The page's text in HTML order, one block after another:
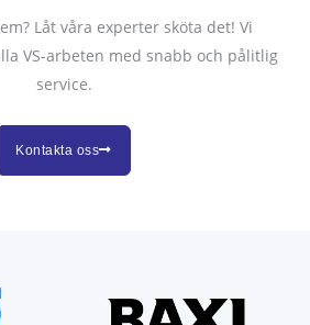
Låt våra experter sköta det! Vi
VS-arbeten med snabb och pålitlig
service.
Kontakta oss